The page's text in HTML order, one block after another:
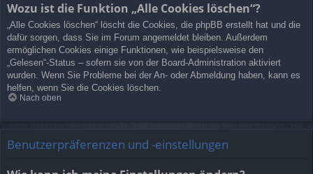
Wozu ist die Funktion „Alle Cookies löschen“?
„Alle Cookies löschen“ löscht die Cookies, die phpBB erstellt hat und die
dafür sorgen, dass Sie im Forum angemeldet bleiben. Außerdem
ermöglichen Cookies einige Funktionen, wie beispielsweise den
„Gelesen“-Status – sofern sie von der Board-Administration aktiviert
wurden. Wenn Sie Probleme bei der An- oder Abmeldung haben, kann es
helfen, wenn Sie die Cookies löschen.
Nach oben
Benutzerpräferenzen und -einstellungen